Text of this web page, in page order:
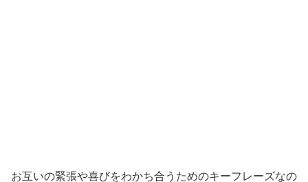
お互いの緊張や喜びをわかち合うためのキーフレーズなの